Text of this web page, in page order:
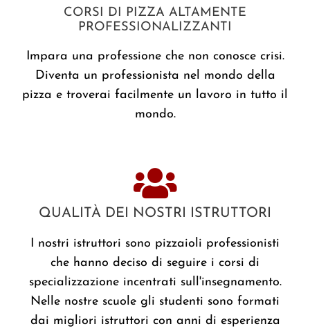
CORSI DI PIZZA ALTAMENTE
PROFESSIONALIZZANTI
Impara una professione che non conosce crisi.
Diventa un professionista nel mondo della
pizza e troverai facilmente un lavoro in tutto il
mondo.
QUALITÀ DEI NOSTRI ISTRUTTORI​
I nostri istruttori sono pizzaioli professionisti
che hanno deciso di seguire i corsi di
specializzazione incentrati sull'insegnamento.
Nelle nostre scuole gli studenti sono formati
dai migliori istruttori con anni di esperienza